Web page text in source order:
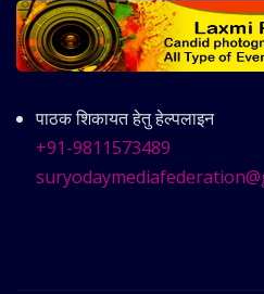
पाठक शिकायत हेतु हेल्पलाइन
+91-9811573489